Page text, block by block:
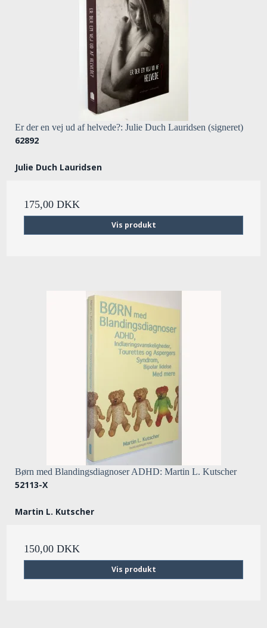
Er der en vej ud af helvede?: Julie Duch Lauridsen (signeret)
62892
Julie Duch Lauridsen
175,00 DKK
Vis produkt
Børn med Blandingsdiagnoser ADHD: Martin L. Kutscher
52113-X
Martin L. Kutscher
150,00 DKK
Vis produkt